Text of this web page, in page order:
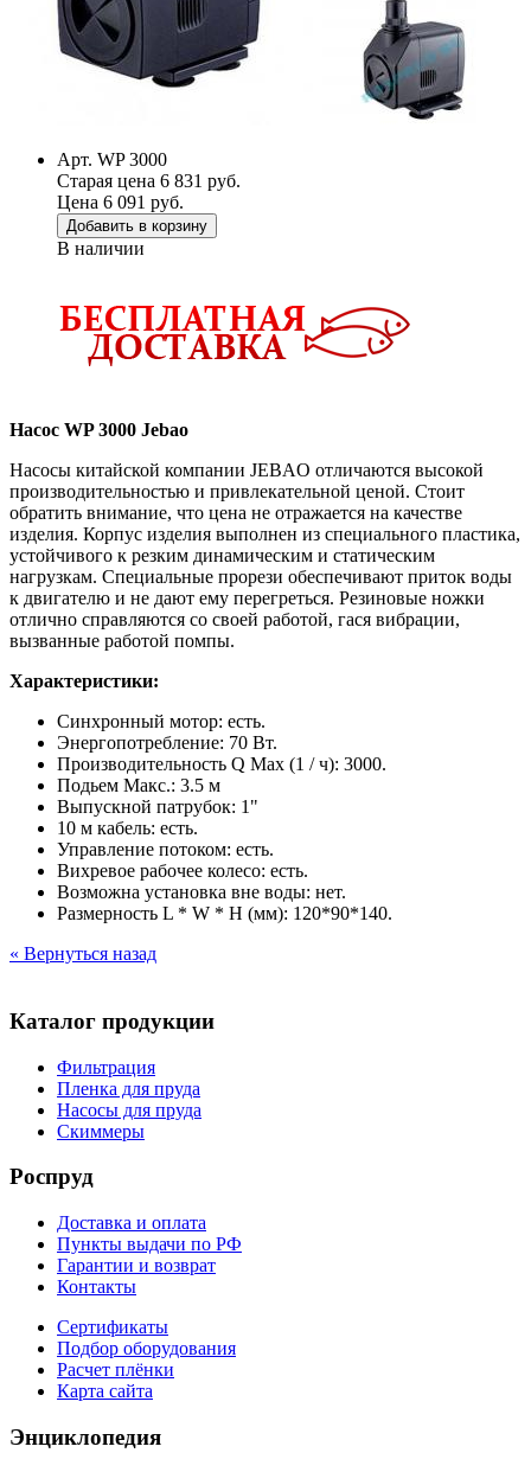
Арт. WP 3000
Старая цена 6 831 руб.
Цена 6 091 руб.
Добавить в корзину
В наличии
Насос WP 3000 Jebao
Насосы китайской компании JEBAO отличаются высокой
производительностью и привлекательной ценой. Стоит
обратить внимание, что цена не отражается на качестве
изделия. Корпус изделия выполнен из специального пластика,
устойчивого к резким динамическим и статическим
нагрузкам. Специальные прорези обеспечивают приток воды
к двигателю и не дают ему перегреться. Резиновые ножки
отлично справляются со своей работой, гася вибрации,
вызванные работой помпы.
Характеристики:
Синхронный мотор: есть.
Энергопотребление: 70 Вт.
Производительность Q Max (1 / ч): 3000.
Подьем Макс.: 3.5 м
Выпускной патрубок: 1"
10 м кабель: есть.
Управление потоком: есть.
Вихревое рабочее колесо: есть.
Возможна установка вне воды: нет.
Размерность L * W * H (мм): 120*90*140.
« Вернуться назад
Каталог продукции
Фильтрация
Пленка для пруда
Насосы для пруда
Скиммеры
Роспруд
Доставка и оплата
Пункты выдачи по РФ
Гарантии и возврат
Контакты
Сертификаты
Подбор оборудования
Расчет плёнки
Карта сайта
Энциклопедия